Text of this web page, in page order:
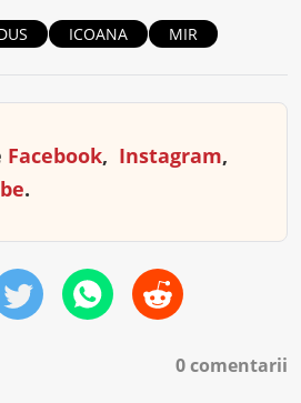
ICOANA MIR
Facebook, Instagram,
.
0 comentarii